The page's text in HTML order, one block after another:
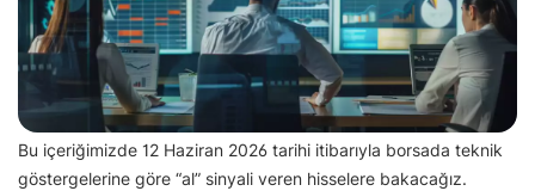
Bu içeriğimizde 12 Haziran 2026 tarihi itibarıyla borsada teknik
göstergelerine göre “al” sinyali veren hisselere bakacağız.